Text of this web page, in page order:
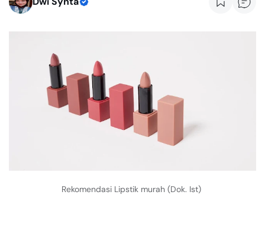
Rekomendasi Lipstik murah (Dok. Ist)